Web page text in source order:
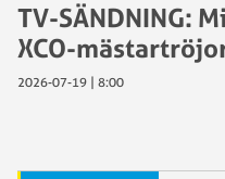
TV-SÄNDNING:
XCO-
2026-07-19 | 8:00